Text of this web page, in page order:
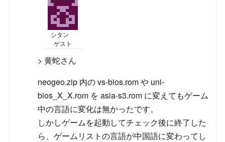
シタン
ゲスト
> 黄蛇さん
neogeo.zip 内の vs-bios.rom や uni-
bios_X_X.rom を asia-s3.rom に変えてもゲーム
中の言語に変化は無かったです。
しかしゲームを起動してチェック後に終了した
ら、ゲームリストの言語が中国語に変わってし